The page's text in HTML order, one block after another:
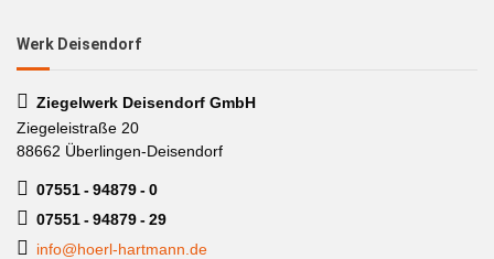
Werk Deisendorf
Ziegelwerk Deisendorf GmbH
Ziegeleistraße 20
88662 Überlingen-Deisendorf
07551 - 94879 - 0
07551 - 94879 - 29
info@hoerl-hartmann.de